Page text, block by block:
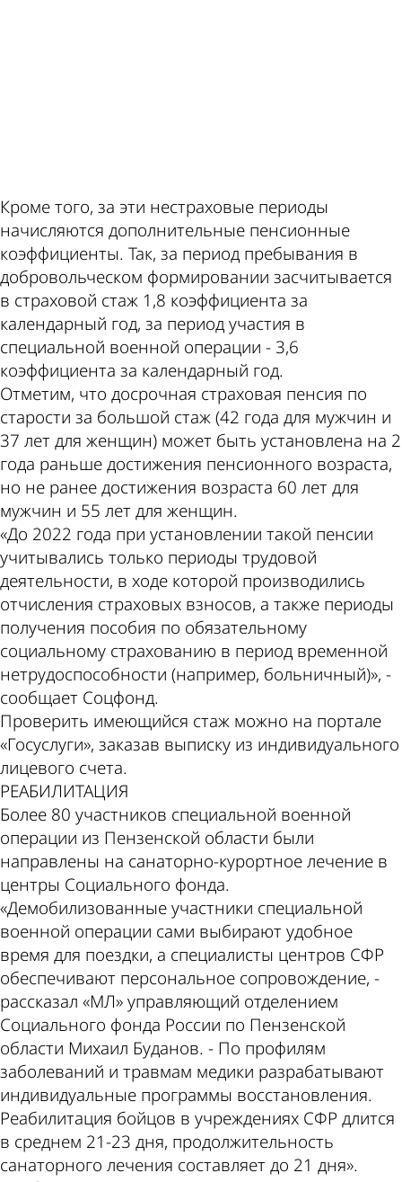
Кроме того, за эти нестраховые периоды
начисляются дополнительные пенсионные
коэффициенты. Так, за период пребывания в
добровольческом формировании засчитывается
в страховой стаж 1,8 коэффициента за
календарный год, за период участия в
специальной военной операции - 3,6
коэффициента за календарный год.
Отметим, что досрочная страховая пенсия по
старости за большой стаж (42 года для мужчин и
37 лет для женщин) может быть установлена на 2
года раньше достижения пенсионного возраста,
но не ранее достижения возраста 60 лет для
мужчин и 55 лет для женщин.
«До 2022 года при установлении такой пенсии
учитывались только периоды трудовой
деятельности, в ходе которой производились
отчисления страховых взносов, а также периоды
получения пособия по обязательному
социальному страхованию в период временной
нетрудоспособности (например, больничный)», -
сообщает Соцфонд.
Проверить имеющийся стаж можно на портале
«Госуслуги», заказав выписку из индивидуального
лицевого счета.
РЕАБИЛИТАЦИЯ
Более 80 участников специальной военной
операции из Пензенской области были
направлены на санаторно-курортное лечение в
центры Социального фонда.
«Демобилизованные участники специальной
военной операции сами выбирают удобное
время для поездки, а специалисты центров СФР
обеспечивают персональное сопровождение, -
рассказал «МЛ» управляющий отделением
Социального фонда России по Пензенской
области Михаил Буданов. - По профилям
заболеваний и травмам медики разрабатывают
индивидуальные программы восстановления.
Реабилитация бойцов в учреждениях СФР длится
в среднем 21-23 дня, продолжительность
санаторного лечения составляет до 21 дня».